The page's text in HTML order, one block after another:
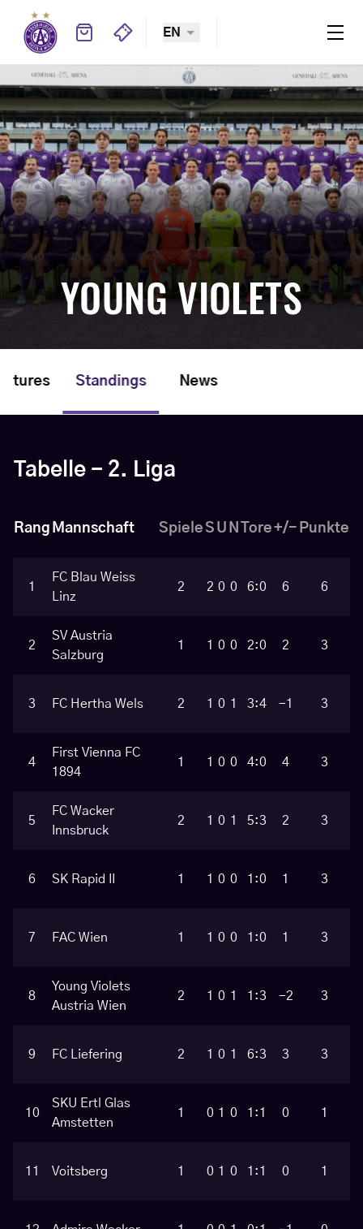
EN
YOUNG VIOLETS
Standings News
Tabelle - 2. Liga
Rang Mannschaft Spiele S U N Tore+/- Punkte
1
FC Blau Weiss
Linz
2 2 0 0 6:0 6 6
2
SV Austria
Salzburg
1 1 0 0 2:0 2 3
3 FC Hertha Wels 2 1 0 1 3:4 -1 3
4
First Vienna FC
1894
1 1 0 0 4:0 4 3
5
FC Wacker
Innsbruck
2 1 0 1 5:3 2 3
6 SK Rapid II 1 1 0 0 1:0 1 3
7 FAC Wien 1 1 0 0 1:0 1 3
8
Young Violets
Austria Wien
2 1 0 1 1:3 -2 3
9 FC Liefering 2 1 0 1 6:3 3 3
10
SKU Ertl Glas
Amstetten
1 0 1 0 1:1 0 1
11 Voitsberg 1 0 1 0 1:1 0 1